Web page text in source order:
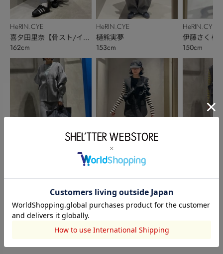
HeRIN.CYE
喜夕田里奈【骨スト/イエ
ベ秋】
162cm
HeRIN.CYE
樋熊実夢
153cm
153cm
HeRIN.CYE
伊藤さくら
150cm
このアイテムを見た人がチェックしている商品